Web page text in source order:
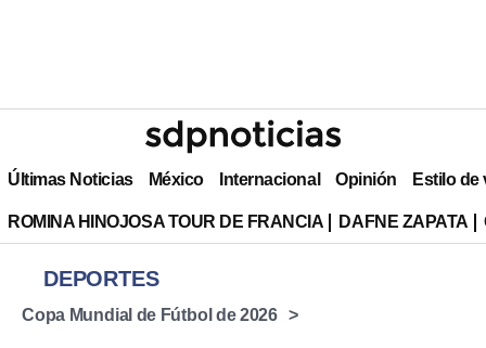
Últimas Noticias México Internacional Opinión Estilo de
ROMINA HINOJOSA TOUR DE FRANCIA DAFNE ZAPATA
DEPORTES
Copa Mundial de Fútbol de 2026